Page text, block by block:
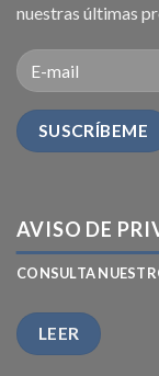
nuestras últimas
AVISO DE
CONSULTA
LEER